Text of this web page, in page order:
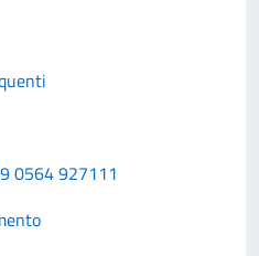
0564 927111